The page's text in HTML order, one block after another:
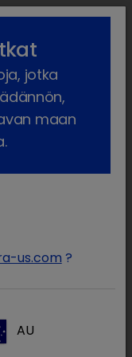
search menu
Treats
jotka
maan
us.com ?
AU